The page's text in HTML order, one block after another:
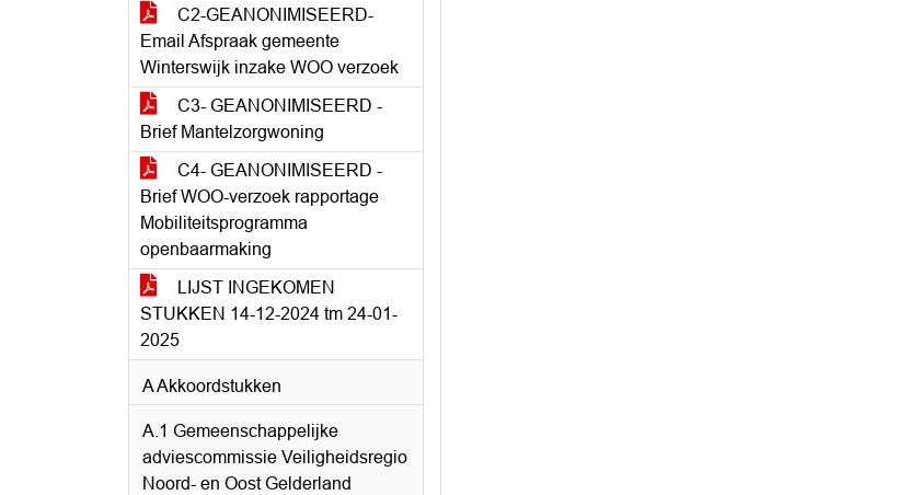
C2-GEANONIMISEERD-
Email Afspraak gemeente
Winterswijk inzake WOO verzoek
C3- GEANONIMISEERD -
Brief Mantelzorgwoning
C4- GEANONIMISEERD -
Brief WOO-verzoek rapportage
Mobiliteitsprogramma
openbaarmaking
LIJST INGEKOMEN
STUKKEN 14-12-2024 tm 24-01-
2025
A Akkoordstukken
A.1 Gemeenschappelijke
adviescommissie Veiligheidsregio
Noord- en Oost Gelderland